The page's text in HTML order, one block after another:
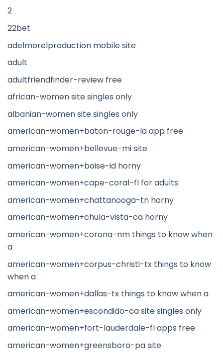
2
22bet
adelmorelproduction mobile site
adult
adultfriendfinder-review free
african-women site singles only
albanian-women site singles only
american-women+baton-rouge-la app free
american-women+bellevue-mi site
american-women+boise-id horny
american-women+cape-coral-fl for adults
american-women+chattanooga-tn horny
american-women+chula-vista-ca horny
american-women+corona-nm things to know when
a
american-women+corpus-christi-tx things to know
when a
american-women+dallas-tx things to know when a
american-women+escondido-ca site singles only
american-women+fort-lauderdale-fl apps free
american-women+greensboro-pa site